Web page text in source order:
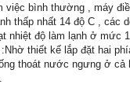
việc bình thường , máy
thấp nhất 14 độ C , các
nhiệt độ làm lạnh ở mức
thiết kế lắp đặt hai
thoát nước ngưng ở cả